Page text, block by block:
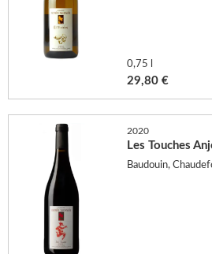
0,75 l
29,80 €
2020
Les Touches
Baudouin,